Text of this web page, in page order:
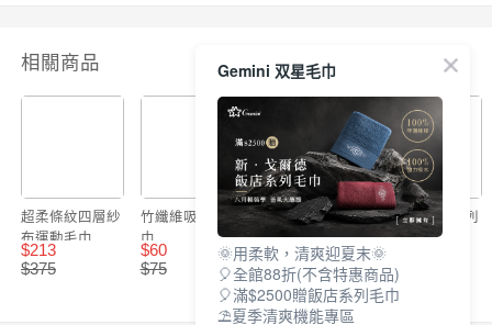
相關商品
超柔條紋四層紗
布運動毛巾
(110x25cm)
$213
$375
竹纖維吸水小方
巾
$60
$75
撞色竹纖維系列
$77
$735
北歐竹纖維系列
$
$700
Gemini 双星毛巾
🌞用柔軟，清爽迎夏末🌞
🎈全館88折(不含特惠商品)
🎈滿$2500贈飯店系列毛巾
⛱夏季清爽機能專區